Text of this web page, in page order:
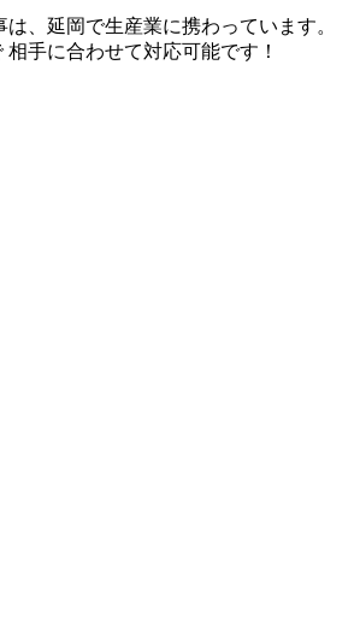
、延岡で生産業に携わっています。
手に合わせて対応可能です！